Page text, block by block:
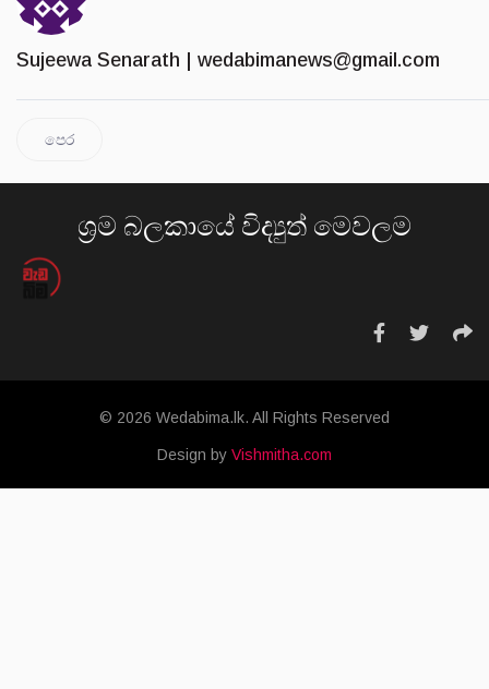
Sujeewa Senarath | wedabimanews@gmail.com
පෙර
ශ්‍රම බලකායේ විද්‍යුත් මෙවලම
© 2026 Wedabima.lk. All Rights Reserved
Design by Vishmitha.com